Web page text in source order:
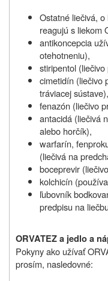
Ostatné liečivá,
reagujú s liekom
antikoncepcia
otehotneniu),
stiripentol
cimetidín (liečivo
tráviacej sústave),
fenazón (liečivo
antacidá (liečivá
alebo horčík),
warfarín,
(liečivá na
boceprevir
kolchicín
ľubovník
predpisu na
ORVATEZ a jedlo a
Pokyny ako užívať
prosím, nasledovné: